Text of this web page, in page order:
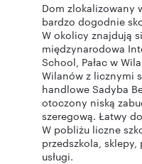
Dom zlokalizowany
bardzo dogodnie
W okolicy znajdują
międzynarodowa
School, Pałac w
Wilanów z licznymi
handlowe Sadyba
otoczony niską
szeregową. Łatwy
W pobliżu liczne
przedszkola,
usługi.